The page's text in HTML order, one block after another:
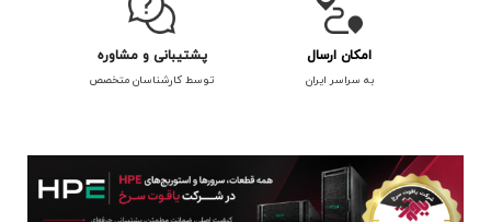
امکان ارسال
به سراسر ایران
پشتیبانی و مشاوره
توسط کارشناسان متخصص